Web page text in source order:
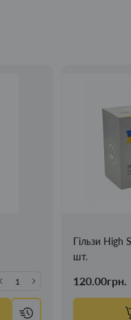
Гільзи High
шт.
120.00грн.